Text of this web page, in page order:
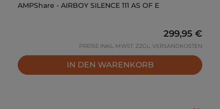
AMPShare - AIRBOY SILENCE 111 AS OF E
Regulärer
299,95 €
PREISE INKL. MWST. ZZGL. VERSANDKOSTEN
IN DEN WARENKORB